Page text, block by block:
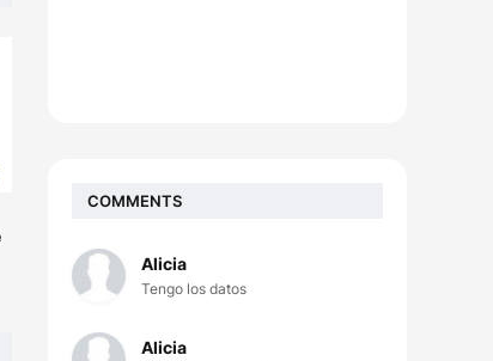
COMMENTS
Alicia
Tengo los datos
Alicia